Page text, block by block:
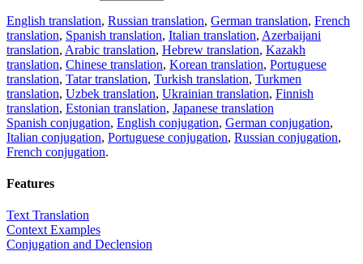
English translation, Russian translation, German translation, French
translation, Spanish translation, Italian translation, Azerbaijani
translation, Arabic translation, Hebrew translation, Kazakh
translation, Chinese translation, Korean translation, Portuguese
translation, Tatar translation, Turkish translation, Turkmen
translation, Uzbek translation, Ukrainian translation, Finnish
translation, Estonian translation, Japanese translation
Spanish conjugation, English conjugation, German conjugation,
Italian conjugation, Portuguese conjugation, Russian conjugation,
French conjugation.
Features
Text Translation
Context Examples
Conjugation and Declension